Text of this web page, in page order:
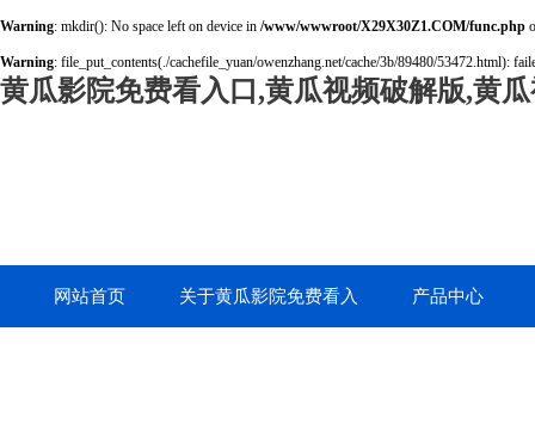
Warning: mkdir(): No space left on device in /www/wwwroot/X29X30Z1.COM/func.php
Warning: file_put_contents(./cachefile_yuan/owenzhang.net/cache/3b/89480/53472.html):
黄瓜影院免费看入口,黄瓜视频破解版,黄
网站首页 关于黄瓜影院免费看入 产品中心